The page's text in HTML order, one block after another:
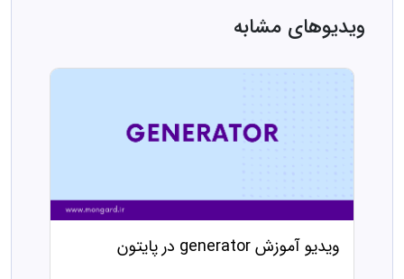
ویدیوهای مشابه
ویدیو آموزش generator در پایتون